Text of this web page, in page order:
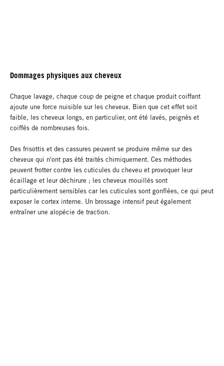
Dommages physiques aux cheveux
Chaque lavage, chaque coup de peigne et chaque produit coiffant
ajoute une force nuisible sur les cheveux. Bien que cet effet soit
faible, les cheveux longs, en particulier, ont été lavés, peignés et
coiffés de nombreuses fois.
Des frisottis et des cassures peuvent se produire même sur des
cheveux qui n'ont pas été traités chimiquement. Ces méthodes
peuvent frotter contre les cuticules du cheveu et provoquer leur
écaillage et leur déchirure ; les cheveux mouillés sont
particulièrement sensibles car les cuticules sont gonflées, ce qui peut
exposer le cortex interne. Un brossage intensif peut également
entraîner une alopécie de traction.